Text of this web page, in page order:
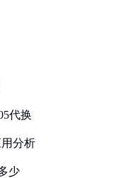
代换
分析
少